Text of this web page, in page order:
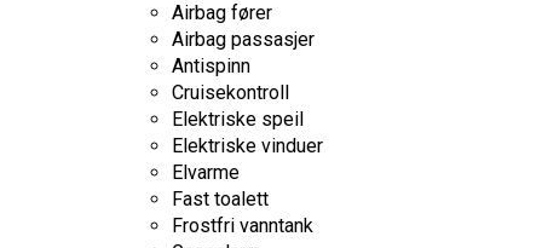
Airbag fører
Airbag passasjer
Antispinn
Cruisekontroll
Elektriske speil
Elektriske vinduer
Elvarme
Fast toalett
Frostfri vanntank